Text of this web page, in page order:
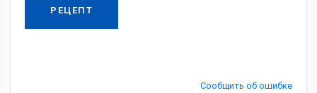
РЕЦЕПТ
Сообщить об ошибке